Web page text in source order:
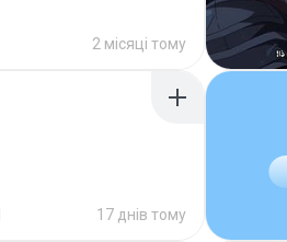
2 місяці тому
17 днів тому